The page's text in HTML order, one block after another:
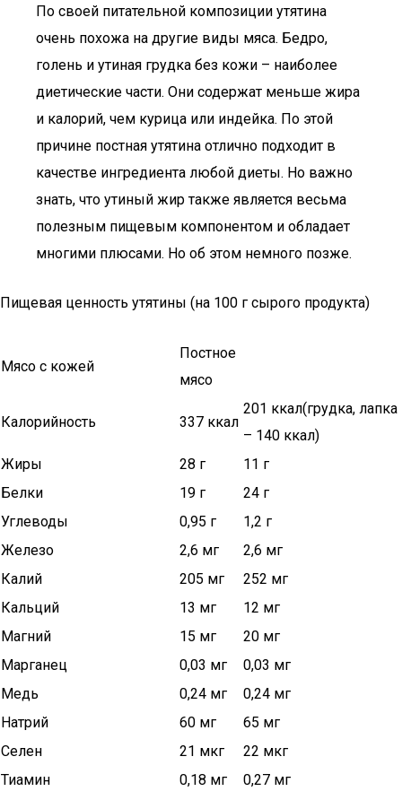
По своей питательной композиции утятина
очень похожа на другие виды мяса. Бедро,
голень и утиная грудка без кожи – наиболее
диетические части. Они содержат меньше жира
и калорий, чем курица или индейка. По этой
причине постная утятина отлично подходит в
качестве ингредиента любой диеты. Но важно
знать, что утиный жир также является весьма
полезным пищевым компонентом и обладает
многими плюсами. Но об этом немного позже.
Пищевая ценность утятины (на 100 г сырого продукта)
Мясо с кожей
Постное
мясо
Калорийность 337 ккал
201 ккал(грудка, лапка
– 140 ккал)
Жиры
28 г
11 г
Белки
19 г
24 г
Углеводы
0,95 г
1,2 г
Железо
2,6 мг
2,6 мг
Калий
205 мг
252 мг
Кальций
13 мг
12 мг
Магний
15 мг
20 мг
Марганец
0,03 мг
0,03 мг
Медь
0,24 мг
0,24 мг
Натрий
60 мг
65 мг
Селен
21 мкг
22 мкг
Тиамин
0,18 мг 0,27 мг